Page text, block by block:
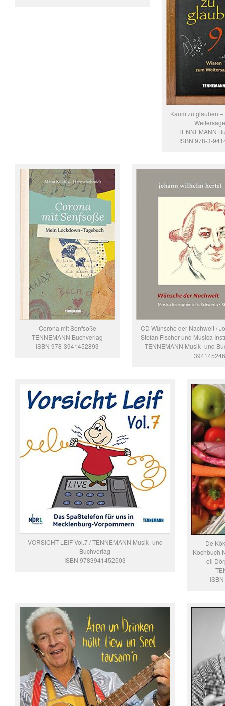
Kaum zu glauben
TENNEMANN
ISBN 978-3-
Corona mit Senfsoße
TENNEMANN Buchverlag
ISBN 978-3941452893
CD Wünsche der Nachwelt /
Stefan Fischer und Musica
TENNEMANN Musik- und
VORSICHT LEIF Vol.7 / TENNEMANN Musik- und
Buchverlag
ISBN 9783941452503
De
Kochbuch
oll